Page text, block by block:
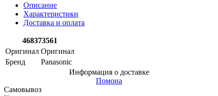
Описание
Характеристики
Доставка и оплата
468373561
Оригинал Оригинал
Бренд
Panasonic
Информация о доставке
Помона
Самовывоз